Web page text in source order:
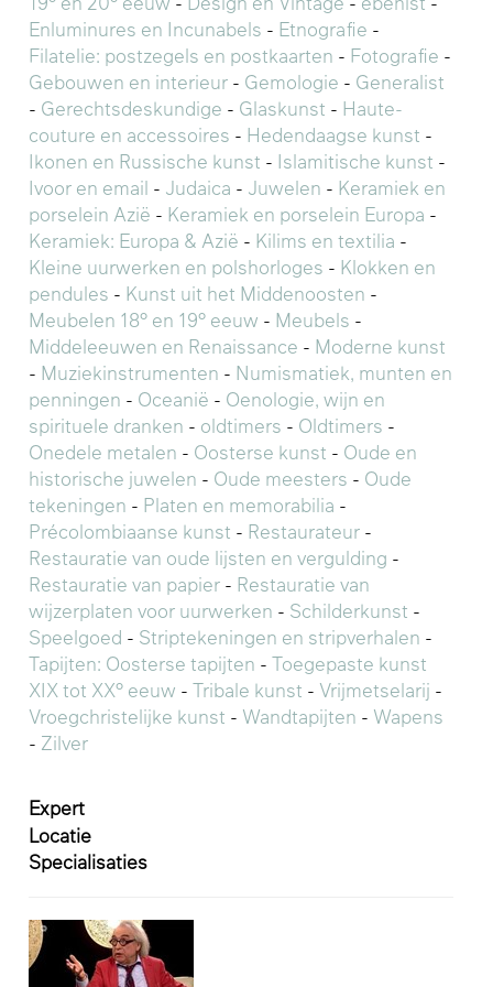
Enluminures en Incunabels - Etnografie -
Filatelie: postzegels en postkaarten - Fotografie -
Gebouwen en interieur - Gemologie - Generalist
- Gerechtsdeskundige - Glaskunst - Haute-
couture en accessoires - Hedendaagse kunst -
Ikonen en Russische kunst - Islamitische kunst -
Ivoor en email - Judaica - Juwelen - Keramiek en
porselein Azië - Keramiek en porselein Europa -
Keramiek: Europa & Azië - Kilims en textilia -
Kleine uurwerken en polshorloges - Klokken en
pendules - Kunst uit het Middenoosten -
Meubelen 18° en 19° eeuw - Meubels -
Middeleeuwen en Renaissance - Moderne kunst
- Muziekinstrumenten - Numismatiek, munten en
penningen - Oceanië - Oenologie, wijn en
spirituele dranken - oldtimers - Oldtimers -
Onedele metalen - Oosterse kunst - Oude en
historische juwelen - Oude meesters - Oude
tekeningen - Platen en memorabilia -
Précolombiaanse kunst - Restaurateur -
Restauratie van oude lijsten en vergulding -
Restauratie van papier - Restauratie van
wijzerplaten voor uurwerken - Schilderkunst -
Speelgoed - Striptekeningen en stripverhalen -
Tapijten: Oosterse tapijten - Toegepaste kunst
XIX tot XX° eeuw - Tribale kunst - Vrijmetselarij -
Vroegchristelijke kunst - Wandtapijten - Wapens
- Zilver
Expert
Locatie
Specialisaties